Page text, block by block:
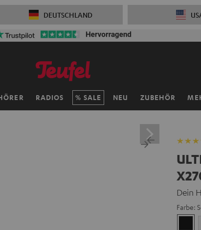
DEUTSCHLAND
RADIOS SALE NEU ZUBEHÖR
Dein
Farbe: